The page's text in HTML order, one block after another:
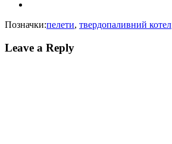
Позначки:пелети, твердопаливний котел
Leave a Reply